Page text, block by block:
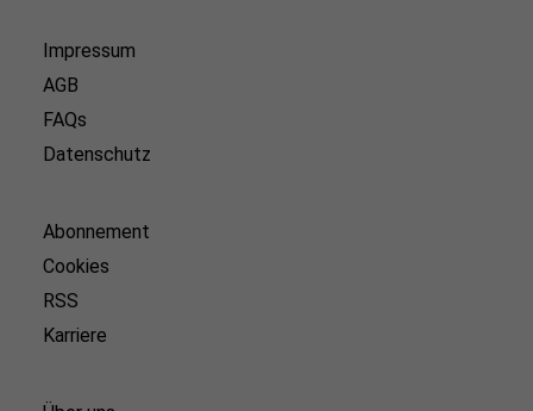
Impressum
AGB
FAQs
Datenschutz
Abonnement
Cookies
RSS
Karriere